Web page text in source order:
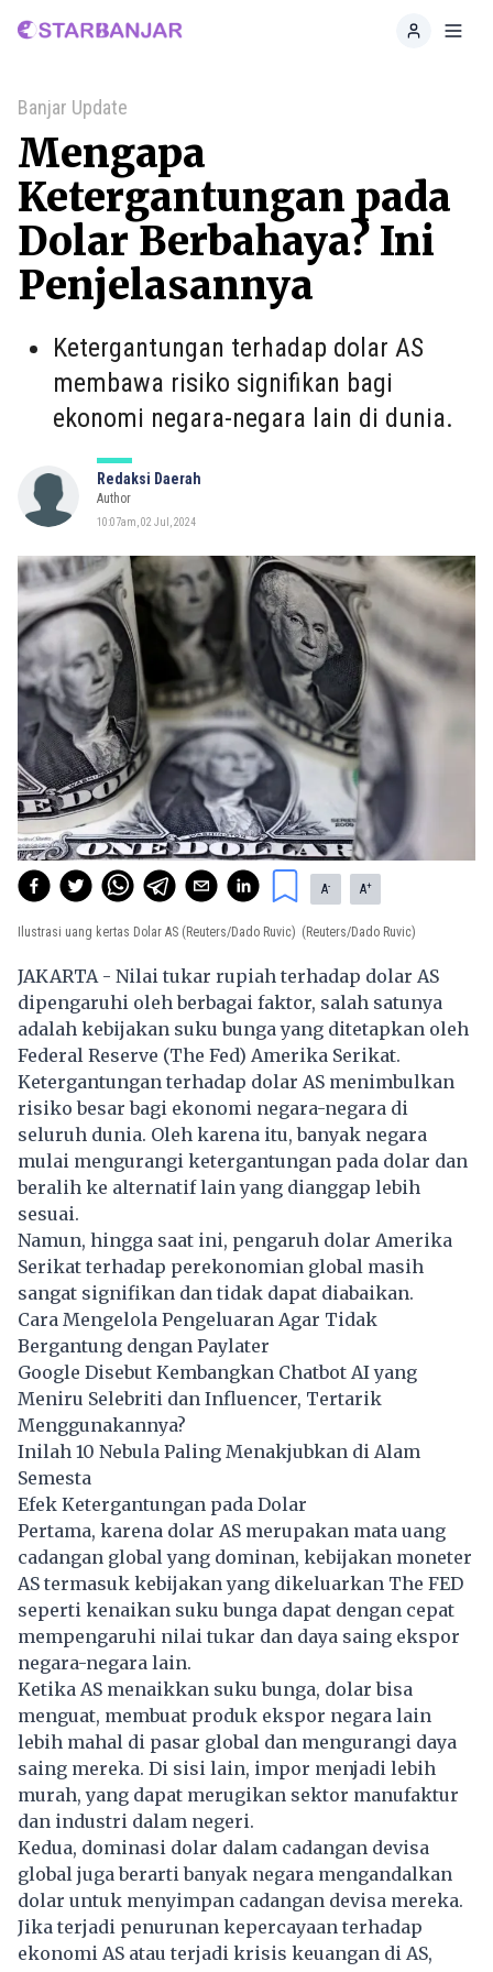
Home
Banjar Update
Mengapa
Ketergantungan pada
Dolar Berbahaya? Ini
Penjelasannya
Ketergantungan terhadap dolar AS
membawa risiko signifikan bagi
ekonomi negara-negara lain di dunia.
Redaksi Daerah
Author
10:07am, 02 Jul, 2024
A- A+
Ilustrasi uang kertas Dolar AS (Reuters/Dado Ruvic) (Reuters/Dado Ruvic)
JAKARTA - Nilai tukar rupiah terhadap dolar AS
dipengaruhi oleh berbagai faktor, salah satunya
adalah kebijakan suku bunga yang ditetapkan oleh
Federal Reserve (The Fed) Amerika Serikat.
Ketergantungan terhadap dolar AS menimbulkan
risiko besar bagi ekonomi negara-negara di
seluruh dunia. Oleh karena itu, banyak negara
mulai mengurangi ketergantungan pada dolar dan
beralih ke alternatif lain yang dianggap lebih
sesuai.
Namun, hingga saat ini, pengaruh dolar Amerika
Serikat terhadap perekonomian global masih
sangat signifikan dan tidak dapat diabaikan.
Cara Mengelola Pengeluaran Agar Tidak
Bergantung dengan Paylater
Google Disebut Kembangkan Chatbot AI yang
Meniru Selebriti dan Influencer, Tertarik
Menggunakannya?
Inilah 10 Nebula Paling Menakjubkan di Alam
Semesta
Efek Ketergantungan pada Dolar
Pertama, karena dolar AS merupakan mata uang
cadangan global yang dominan, kebijakan moneter
AS termasuk kebijakan yang dikeluarkan The FED
seperti kenaikan suku bunga dapat dengan cepat
mempengaruhi nilai tukar dan daya saing ekspor
negara-negara lain.
Ketika AS menaikkan suku bunga, dolar bisa
menguat, membuat produk ekspor negara lain
lebih mahal di pasar global dan mengurangi daya
saing mereka. Di sisi lain, impor menjadi lebih
murah, yang dapat merugikan sektor manufaktur
dan industri dalam negeri.
Kedua, dominasi dolar dalam cadangan devisa
global juga berarti banyak negara mengandalkan
dolar untuk menyimpan cadangan devisa mereka.
Jika terjadi penurunan kepercayaan terhadap
ekonomi AS atau terjadi krisis keuangan di AS,